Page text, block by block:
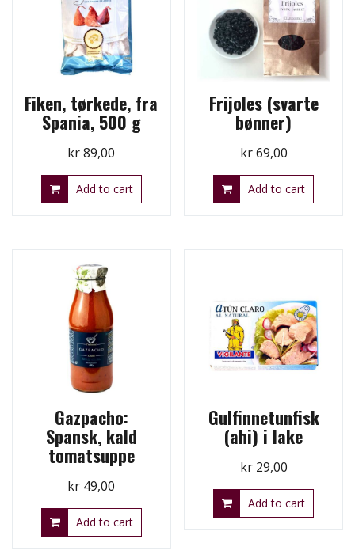
Fiken, tørkede, fra
Spania, 500 g
kr89,00
Add to cart
Frijoles (svarte
bønner)
kr69,00
Add to cart
Gazpacho:
Spansk, kald
tomatsuppe
kr 49,00
Add to cart
Gulfinnetunfisk
(ahi) i lake
kr29,00
Add to cart